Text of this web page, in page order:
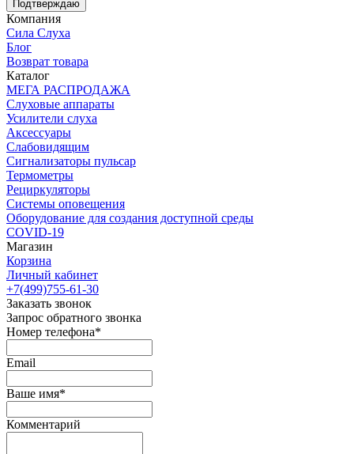
Подтверждаю
Компания
Сила Слуха
Блог
Возврат товара
Каталог
МЕГА РАСПРОДАЖА
Слуховые аппараты
Усилители слуха
Аксессуары
Слабовидящим
Сигнализаторы пульсар
Термометры
Рециркуляторы
Cистемы оповещения
Оборудование для создания доступной среды
COVID-19
Магазин
Корзина
Личный кабинет
+7(499)755-61-30
Заказать звонок
Запрос обратного звонка
Номер телефона*
Email
Ваше имя*
Комментарий